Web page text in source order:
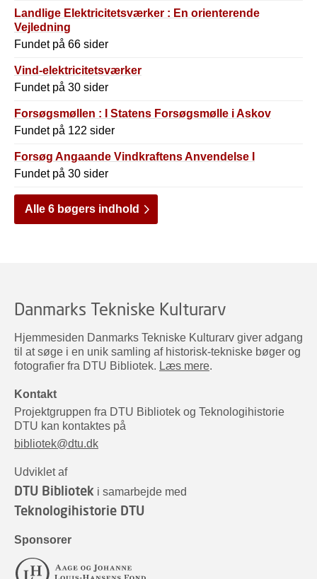
Landlige Elektricitetsværker : En orienterende
Vejledning
Fundet på 66 sider
Vind-elektricitetsværker
Fundet på 30 sider
Forsøgsmøllen : I Statens Forsøgsmølle i Askov
Fundet på 122 sider
Forsøg Angaande Vindkraftens Anvendelse I
Fundet på 30 sider
Alle 6 bøgers indhold
Danmarks Tekniske Kulturarv
Hjemmesiden Danmarks Tekniske Kulturarv giver adgang
til at søge i en unik samling af historisk-tekniske bøger og
fotografier fra DTU Bibliotek. Læs mere.
Kontakt
Projektgruppen fra DTU Bibliotek og Teknologihistorie
DTU kan kontaktes på
bibliotek@dtu.dk
Udviklet af
DTU Bibliotek i samarbejde med
Teknologihistorie DTU
Sponsorer